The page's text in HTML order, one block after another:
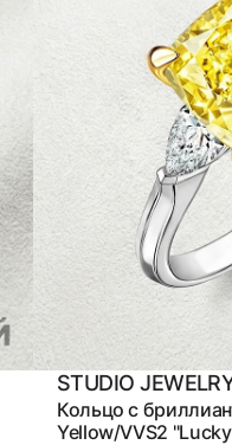
STUDIO
Кольцо с
Yellow/VVS2